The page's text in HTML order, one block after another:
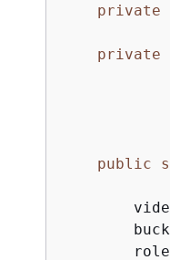
private
private
public